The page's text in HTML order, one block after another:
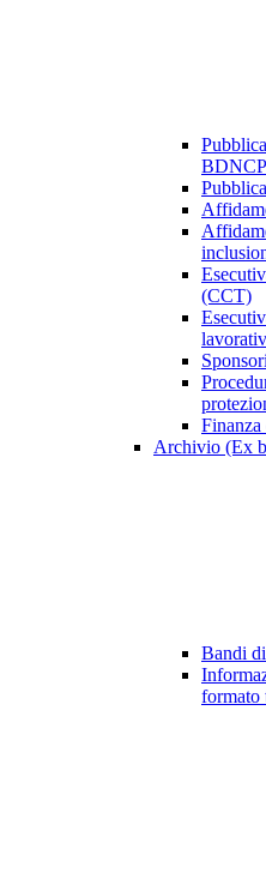
BDNCP
(CCT)
Archivio (Ex
Bandi
formato